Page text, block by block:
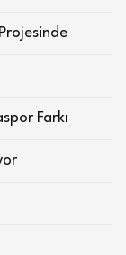
Farkı